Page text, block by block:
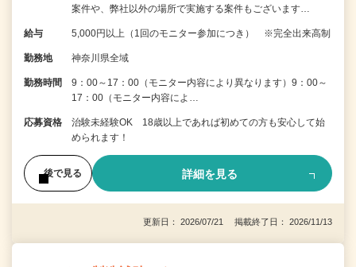
案件や、弊社以外の場所で実施する案件もございます…
給与 5,000円以上（1回のモニター参加につき） ※完全出来高制
勤務地 神奈川県全域
勤務時間
9：00～17：00（モニター内容により異なります）9：00～
17：00（モニター内容によ…
応募資格
治験未経験OK 18歳以上であれば初めての方も安心して始
められます！
後で見る 詳細を見る
更新日： 2026/07/21 掲載終了日： 2026/11/13